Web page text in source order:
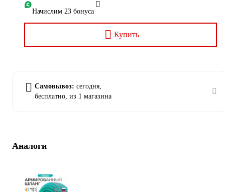
Начислим 23 бонуса
Купить
Самовывоз: сегодня,
бесплатно, из 1 магазина
Аналоги